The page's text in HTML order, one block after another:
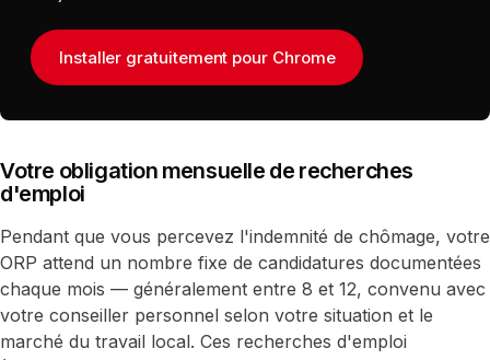
Installer gratuitement pour Chrome
Votre obligation mensuelle de recherches
d'emploi
Pendant que vous percevez l'indemnité de chômage, votre
ORP attend un nombre fixe de candidatures documentées
chaque mois — généralement entre 8 et 12, convenu avec
votre conseiller personnel selon votre situation et le
marché du travail local. Ces recherches d'emploi